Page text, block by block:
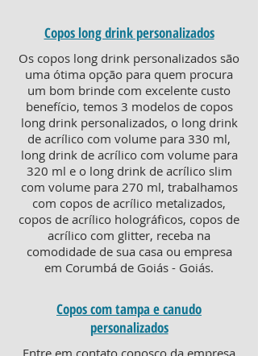
Copos long drink personalizados
Os copos long drink personalizados são
uma ótima opção para quem procura
um bom brinde com excelente custo
benefício, temos 3 modelos de copos
long drink personalizados, o long drink
de acrílico com volume para 330 ml,
long drink de acrílico com volume para
320 ml e o long drink de acrílico slim
com volume para 270 ml, trabalhamos
com copos de acrílico metalizados,
copos de acrílico holográficos, copos de
acrílico com glitter, receba na
comodidade de sua casa ou empresa
em Corumbá de Goiás - Goiás.
Copos com tampa e canudo
personalizados
Entre em contato conosco da empresa